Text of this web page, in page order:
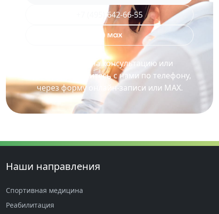
+7 (495) 642-66-55
Для записи на консультацию или
процедуру свяжитесь с нами по телефону,
через форму онлайн-записи или MAX.
Наши направления
Спортивная медицина
Реабилитация